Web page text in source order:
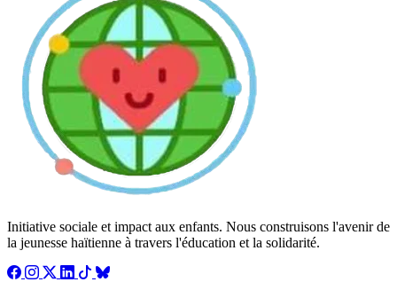
Initiative sociale et impact aux enfants. Nous construisons l'avenir de
la jeunesse haïtienne à travers l'éducation et la solidarité.